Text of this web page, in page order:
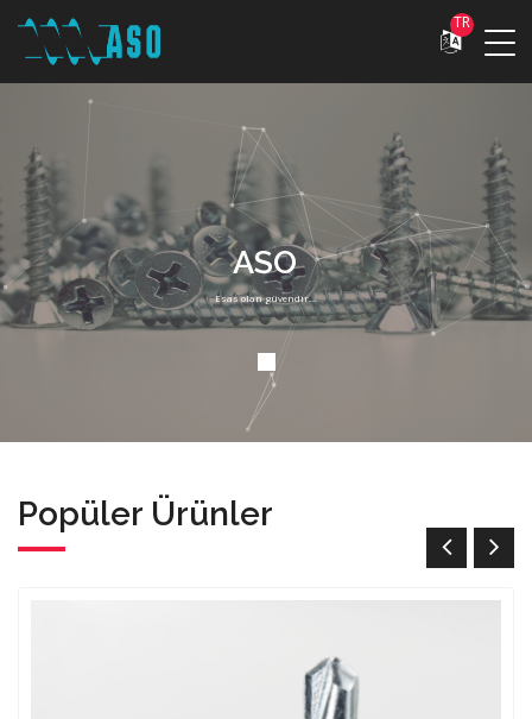
TR
ASO
Esas olan güvendir...
Popüler Ürünler